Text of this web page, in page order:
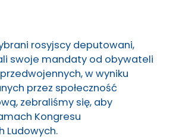
rosyjscy deputowani,
swoje mandaty od obywateli
w wyniku
przez społeczność
zebraliśmy się, aby
Kongresu
Ludowych.